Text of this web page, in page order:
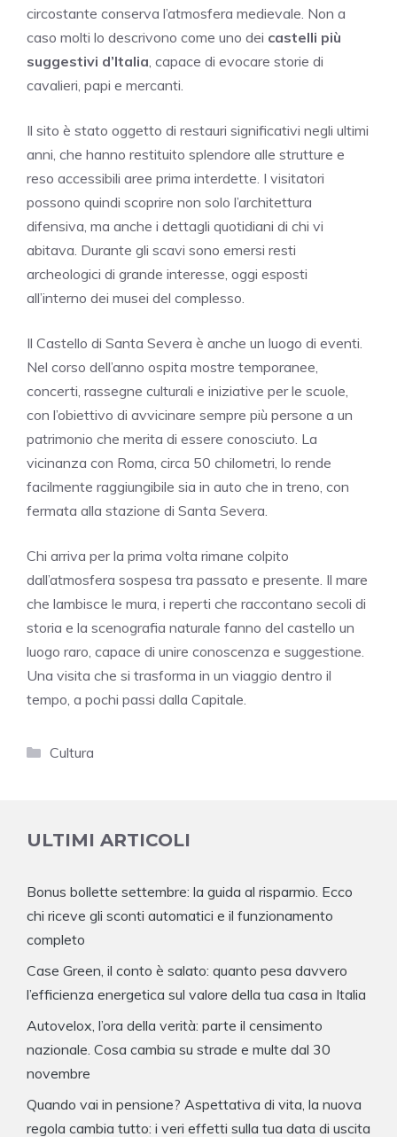
circostante conserva l’atmosfera medievale. Non a
caso molti lo descrivono come uno dei castelli più
suggestivi d’Italia, capace di evocare storie di
cavalieri, papi e mercanti.
Il sito è stato oggetto di restauri significativi negli ultimi
anni, che hanno restituito splendore alle strutture e
reso accessibili aree prima interdette. I visitatori
possono quindi scoprire non solo l’architettura
difensiva, ma anche i dettagli quotidiani di chi vi
abitava. Durante gli scavi sono emersi resti
archeologici di grande interesse, oggi esposti
all’interno dei musei del complesso.
Il Castello di Santa Severa è anche un luogo di eventi.
Nel corso dell’anno ospita mostre temporanee,
concerti, rassegne culturali e iniziative per le scuole,
con l’obiettivo di avvicinare sempre più persone a un
patrimonio che merita di essere conosciuto. La
vicinanza con Roma, circa 50 chilometri, lo rende
facilmente raggiungibile sia in auto che in treno, con
fermata alla stazione di Santa Severa.
Chi arriva per la prima volta rimane colpito
dall’atmosfera sospesa tra passato e presente. Il mare
che lambisce le mura, i reperti che raccontano secoli di
storia e la scenografia naturale fanno del castello un
luogo raro, capace di unire conoscenza e suggestione.
Una visita che si trasforma in un viaggio dentro il
tempo, a pochi passi dalla Capitale.
Categorie
Cultura
ULTIMI ARTICOLI
Bonus bollette settembre: la guida al risparmio. Ecco
chi riceve gli sconti automatici e il funzionamento
completo
Case Green, il conto è salato: quanto pesa davvero
l’efficienza energetica sul valore della tua casa in Italia
Autovelox, l’ora della verità: parte il censimento
nazionale. Cosa cambia su strade e multe dal 30
novembre
Quando vai in pensione? Aspettativa di vita, la nuova
regola cambia tutto: i veri effetti sulla tua data di uscita